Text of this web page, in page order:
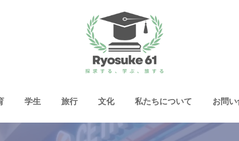
学生 旅行 文化 私たちについて お問